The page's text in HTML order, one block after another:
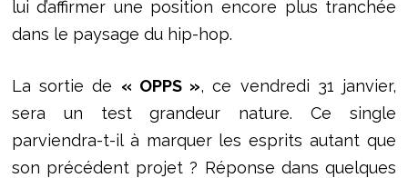
lui d’affirmer une position encore plus tranchée
dans le paysage du hip-hop.
La sortie de « OPPS », ce vendredi 31 janvier,
sera un test grandeur nature. Ce single
parviendra-t-il à marquer les esprits autant que
son précédent projet ? Réponse dans quelques